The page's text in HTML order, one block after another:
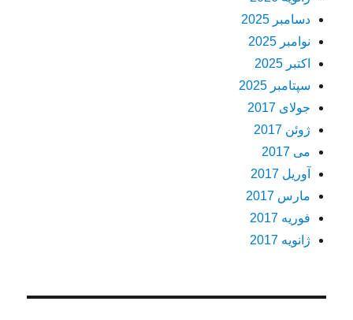
دسامبر 2025
نوامبر 2025
اکتبر 2025
سپتامبر 2025
جولای 2017
ژوئن 2017
می 2017
آوریل 2017
مارس 2017
فوریه 2017
ژانویه 2017